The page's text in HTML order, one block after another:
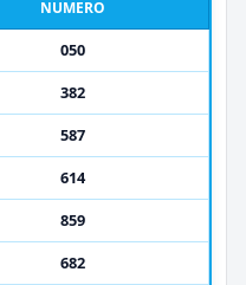
NUMERO
050
382
587
614
859
682